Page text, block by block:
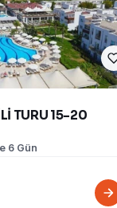
TURU 15-20
6 Gün